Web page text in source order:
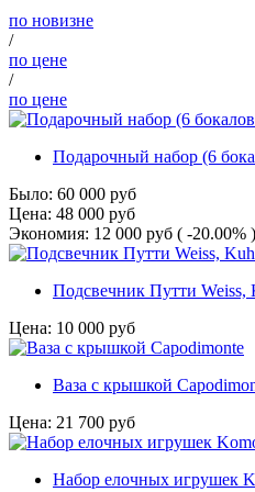
по новизне
/
по цене
/
по цене
Подарочный набор (6
Было: 60 000 руб
Цена: 48 000 руб
Экономия: 12 000 руб ( -20.00% )
Подсвечник Путти Weiss,
Цена: 10 000 руб
Ваза с крышкой
Цена: 21 700 руб
Набор елочных игрушек